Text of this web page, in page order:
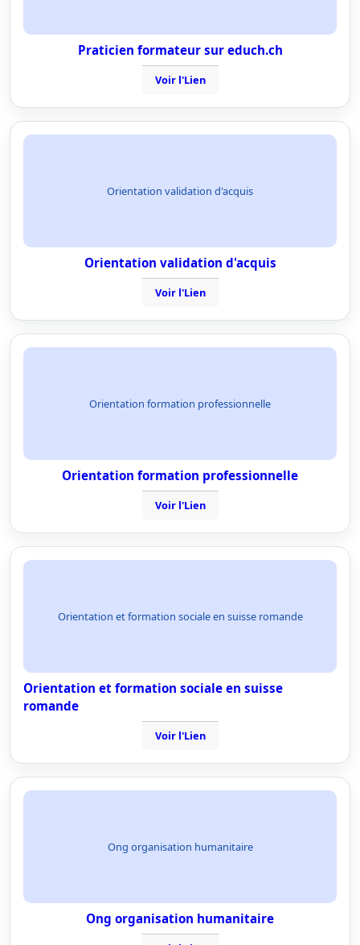
Praticien formateur sur educh.ch
Voir l'Lien
Orientation validation d'acquis
Orientation validation d'acquis
Voir l'Lien
Orientation formation professionnelle
Orientation formation professionnelle
Voir l'Lien
Orientation et formation sociale en suisse romande
Orientation et formation sociale en suisse
romande
Voir l'Lien
Ong organisation humanitaire
Ong organisation humanitaire